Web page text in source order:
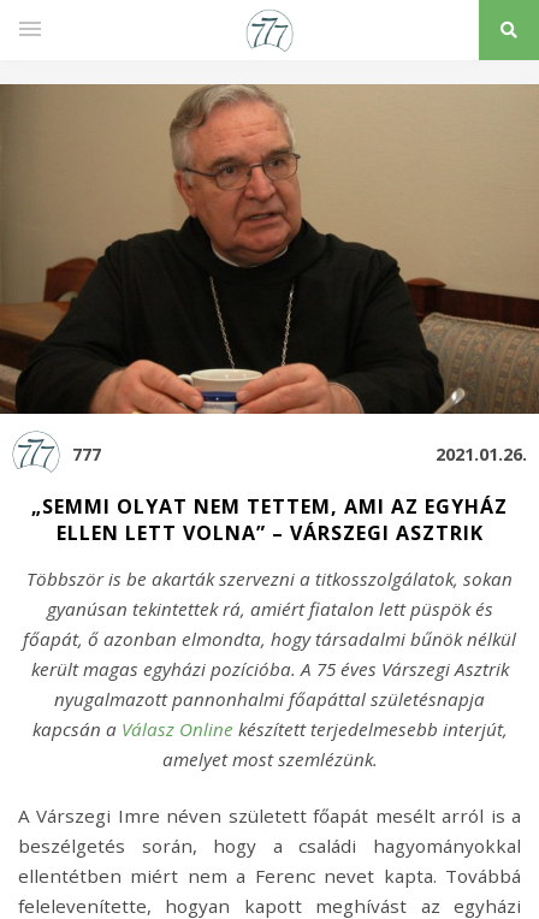
777 2021.01.26.
„SEMMI OLYAT NEM TETTEM, AMI AZ EGYHÁZ
ELLEN LETT VOLNA” – VÁRSZEGI ASZTRIK
Többször is be akarták szervezni a titkosszolgálatok, sokan
gyanúsan tekintettek rá, amiért fiatalon lett püspök és
főapát, ő azonban elmondta, hogy társadalmi bűnök nélkül
került magas egyházi pozícióba. A 75 éves Várszegi Asztrik
nyugalmazott pannonhalmi főapáttal születésnapja
kapcsán a Válasz Online készített terjedelmesebb interjút,
amelyet most szemlézünk.
A Várszegi Imre néven született főapát mesélt arról is a
beszélgetés során, hogy a családi hagyományokkal
ellentétben miért nem a Ferenc nevet kapta. Továbbá
felelevenítette, hogyan kapott meghívást az egyházi